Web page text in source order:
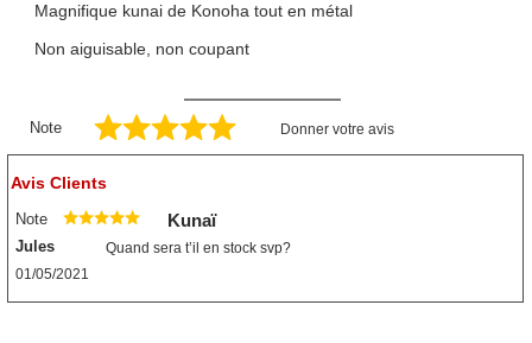
Magnifique kunai de Konoha tout en métal
Non aiguisable, non coupant
Note Donner votre avis
Avis Clients
Note Kunaï
Jules
01/05/2021
Quand sera t’il en stock svp?